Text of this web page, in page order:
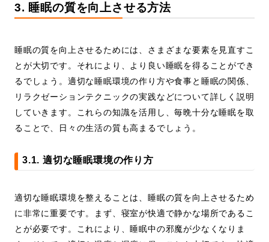
3. 睡眠の質を向上させる方法
睡眠の質を向上させるためには、さまざまな要素を見直すこ
とが大切です。それにより、より良い睡眠を得ることができ
るでしょう。適切な睡眠環境の作り方や食事と睡眠の関係、
リラクゼーションテクニックの実践などについて詳しく説明
していきます。これらの知識を活用し、毎晩十分な睡眠を取
ることで、日々の生活の質も高まるでしょう。
3.1. 適切な睡眠環境の作り方
適切な睡眠環境を整えることは、睡眠の質を向上させるため
に非常に重要です。まず、寝室が快適で静かな場所であるこ
とが必要です。これにより、睡眠中の邪魔が少なくなりま